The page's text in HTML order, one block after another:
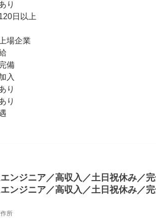
り
日以上
場企業
備
入
り
り
ンジニア／高収入／土日祝休み／
ンジニア／高収入／土日祝休み／
所